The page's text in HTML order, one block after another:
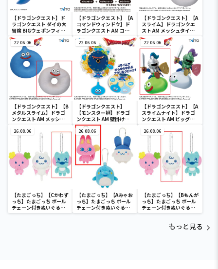
【ドラゴンクエスト】ド
ラゴンクエスト ダイの大
冒険 BIGウェポンフィギ
ュアコレクション ～パプ
ニカのナイフ～
【ドラゴンクエスト】【A
コマンドウィンドウ】ド
ラゴンクエスト AM コマ
ンドウィンドウ ブラック
ボード
【ドラゴンクエスト】【A
スライム】ドラゴンクエ
スト AM メッシュタイプ
円座クッション スライム
＆メタルスライム
22.06.06
【ドラゴンクエスト】【B
メタルスライム】ドラゴ
ンクエスト AM メッシュ
ライム＆メタルスライム
22.06.06
【ドラゴンクエスト】
【モンスター柄】ドラゴ
ンクエスト AM 壁掛け時
計 ～モンスターがいっぱ
い！編～
22.06.06
【ドラゴンクエスト】【A
スライムナイト】ドラゴ
ンクエスト AM ビッグク
ナイト＆メタルライダー
26.08.06
【たまごっち】【Cかわず
っち】たまごっち ボール
チェーン付きぬいぐるみ
～Tamagotchi
26.08.06
【たまごっち】【Aみゃお
っち】たまごっち ボール
チェーン付きぬいぐるみ
～Tamagotchi
26.08.06
【たまごっち】【Bもんが
っち】たまごっち ボール
チェーン付きぬいぐるみ
～Tamagotchi
もっと見る